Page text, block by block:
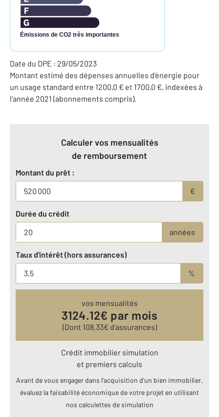
Émissions de CO2 très importantes
Date du DPE : 29/05/2023
Montant estimé des dépenses annuelles d'énergie pour
un usage standard entre 1200,0 € et 1700,0 €, indexées à
l'année 2021 (abonnements compris).
Calculer vos mensualités
de remboursement
Montant du prêt :
€
Durée du crédit
années
Taux d'intérêt (hors assurances)
%
vos mensualités
3124.12€ par mois
(Dont 108.33€ d’assurances)
Crédit immobilier simulation
et premiers calculs
Avant de vous engager dans l’acquisition d’un bien immobilier,
évaluez la faisabilité économique de votre projet en utilisant
nos calculettes de simulation